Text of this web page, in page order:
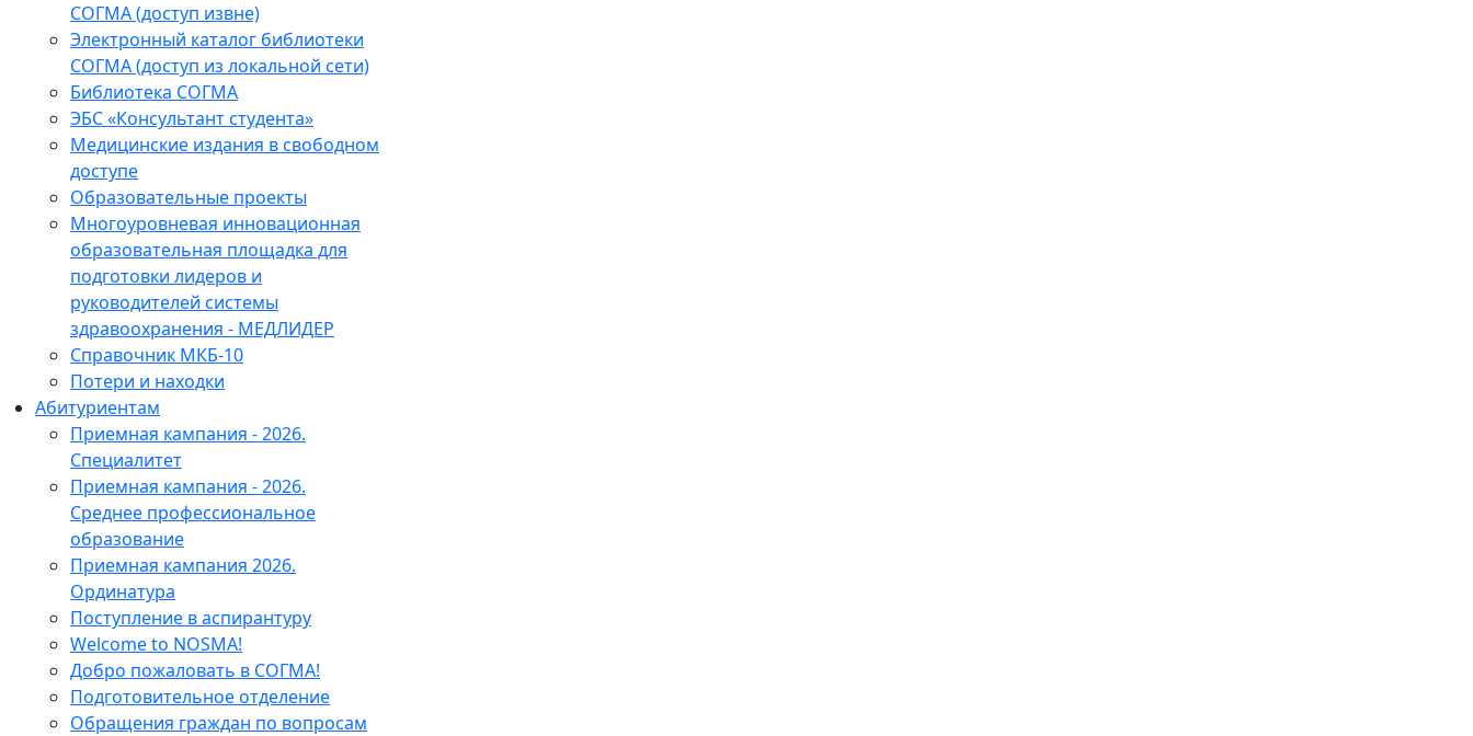
СОГМА (доступ извне)
Электронный каталог библиотеки
СОГМА (доступ из локальной сети)
Библиотека СОГМА
ЭБС «Консультант студента»
Медицинские издания в свободном
доступе
Образовательные проекты
Многоуровневая инновационная
образовательная площадка для
подготовки лидеров и
руководителей системы
здравоохранения - МЕДЛИДЕР
Справочник МКБ-10
Потери и находки
Абитуриентам
Приемная кампания - 2026.
Специалитет
Приемная кампания - 2026.
Среднее профессиональное
образование
Приемная кампания 2026.
Ординатура
Поступление в аспирантуру
Welcome to NOSMA!
Добро пожаловать в СОГМА!
Подготовительное отделение
Обращения граждан по вопросам